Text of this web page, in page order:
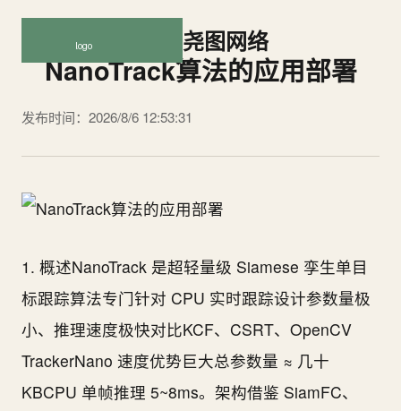
尧图网络
NanoTrack算法的应用部署
发布时间：2026/8/6 12:53:31
1. 概述NanoTrack 是超轻量级 Siamese 孪生单目
标跟踪算法专门针对 CPU 实时跟踪设计参数量极
小、推理速度极快对比KCF、CSRT、OpenCV
TrackerNano 速度优势巨大总参数量 ≈ 几十
KBCPU 单帧推理 5~8ms。架构借鉴 SiamFC、